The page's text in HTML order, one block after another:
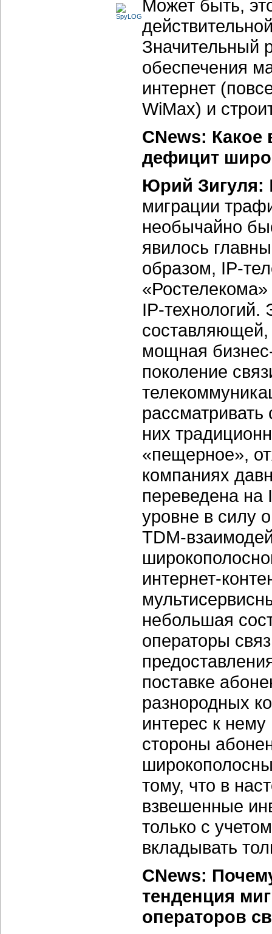
Может быть,
Значительный
обеспечения
интернет
WiMax) и
CNews:
дефицит
Юрий Зигуля:
миграции
необычайно
явилось
образом, IP-
IP-технологий.
составляющей,
мощная
поколение
них
«пещерное»,
компаниях
переведена на
уровне в силу
TDM-
интернет-
небольшая
операторы
поставке
разнородных
интерес к
стороны
тому, что в
взвешенные
только с
вкладывать
CNews:
тенденция
операторов